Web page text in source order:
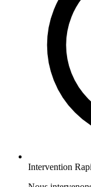
Intervention